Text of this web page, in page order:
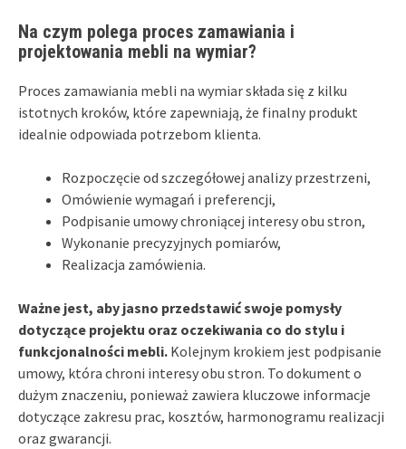
Na czym polega proces zamawiania i
projektowania mebli na wymiar?
Proces zamawiania mebli na wymiar składa się z kilku
istotnych kroków, które zapewniają, że finalny produkt
idealnie odpowiada potrzebom klienta.
Rozpoczęcie od szczegółowej analizy przestrzeni,
Omówienie wymagań i preferencji,
Podpisanie umowy chroniącej interesy obu stron,
Wykonanie precyzyjnych pomiarów,
Realizacja zamówienia.
Ważne jest, aby jasno przedstawić swoje pomysły
dotyczące projektu oraz oczekiwania co do stylu i
funkcjonalności mebli. Kolejnym krokiem jest podpisanie
umowy, która chroni interesy obu stron. To dokument o
dużym znaczeniu, ponieważ zawiera kluczowe informacje
dotyczące zakresu prac, kosztów, harmonogramu realizacji
oraz gwarancji.